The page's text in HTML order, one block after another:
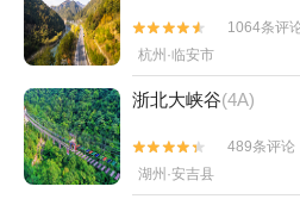


1064条评
杭州·临安市
浙北大峡谷(4A)


489条评论
湖州·安吉县